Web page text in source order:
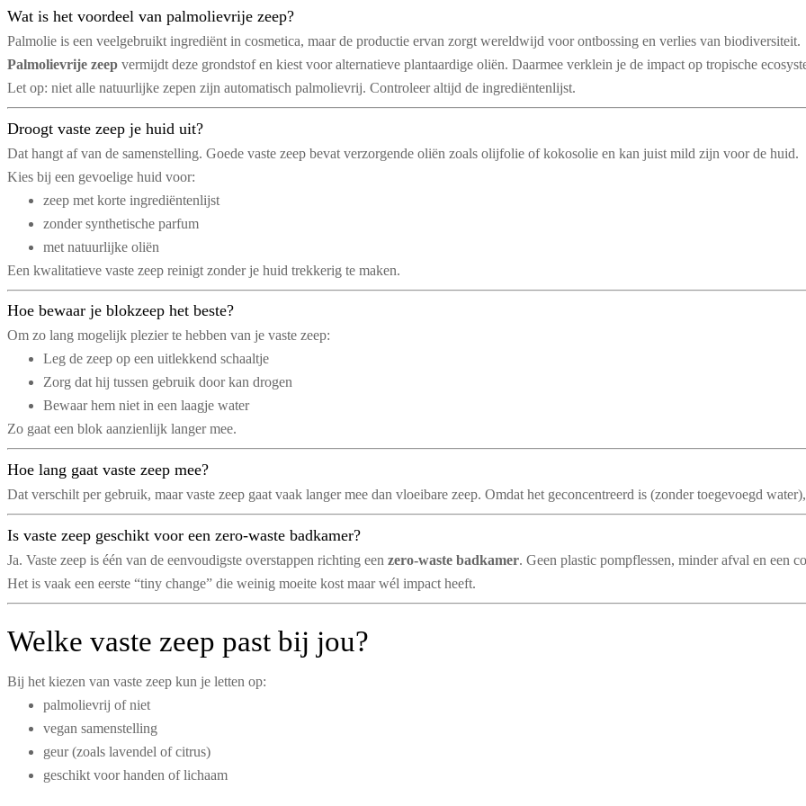
Wat is het voordeel van palmolievrije zeep?
Palmolie is een veelgebruikt ingrediënt in cosmetica, maar de productie ervan zorgt wereldwijd voor ontbossing en verlies van biodiversiteit.
Palmolievrije zeep vermijdt deze grondstof en kiest voor alternatieve plantaardige oliën. Daarmee verklein je de impact op tropische
Let op: niet alle natuurlijke zepen zijn automatisch palmolievrij. Controleer altijd de ingrediëntenlijst.
Droogt vaste zeep je huid uit?
Dat hangt af van de samenstelling. Goede vaste zeep bevat verzorgende oliën zoals olijfolie of kokosolie en kan juist mild zijn voor de huid.
Kies bij een gevoelige huid voor:
zeep met korte ingrediëntenlijst
zonder synthetische parfum
met natuurlijke oliën
Een kwalitatieve vaste zeep reinigt zonder je huid trekkerig te maken.
Hoe bewaar je blokzeep het beste?
Om zo lang mogelijk plezier te hebben van je vaste zeep:
Leg de zeep op een uitlekkend schaaltje
Zorg dat hij tussen gebruik door kan drogen
Bewaar hem niet in een laagje water
Zo gaat een blok aanzienlijk langer mee.
Hoe lang gaat vaste zeep mee?
Dat verschilt per gebruik, maar vaste zeep gaat vaak langer mee dan vloeibare zeep. Omdat het geconcentreerd is (zonder toegevoegd
Is vaste zeep geschikt voor een zero-waste badkamer?
Ja. Vaste zeep is één van de eenvoudigste overstappen richting een zero-waste badkamer. Geen plastic pompflessen, minder afval en een
Het is vaak een eerste “tiny change” die weinig moeite kost maar wél impact heeft.
Welke vaste zeep past bij jou?
Bij het kiezen van vaste zeep kun je letten op:
palmolievrij of niet
vegan samenstelling
geur (zoals lavendel of citrus)
geschikt voor handen of lichaam